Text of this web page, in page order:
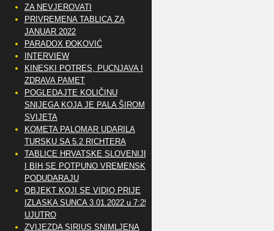
ZA NEVJEROVATI
PRIVREMENA TABLICA ZA
JANUAR 2022
PARADOX ĐOKOVIĆ
INTERVIEW
KINESKI POTRES, PUCNJAVA I
ZDRAVA PAMET
POGLEDAJTE KOLIČINU
SNIJEGA KOJA JE PALA ŠIROM
SVIJETA
KOMETA PALOMAR UDARILA
TURSKU SA 5.2 RICHTERA
TABLICE HRVATSKE SLOVENIJE
I BIH SE POTPUNO VREMENSKI
PODUDARAJU
OBJEKT KOJI SE VIDIO PRIJE
IZLASKA SUNCA 3.01.2022 u 7:25
UJUTRO
ZVIJEZDA SIRIUS SNIMLJENA